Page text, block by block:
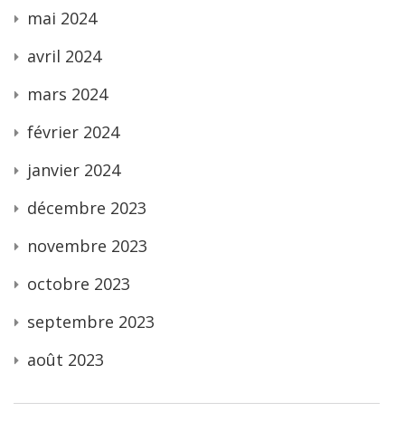
mai 2024
avril 2024
mars 2024
février 2024
janvier 2024
décembre 2023
novembre 2023
octobre 2023
septembre 2023
août 2023